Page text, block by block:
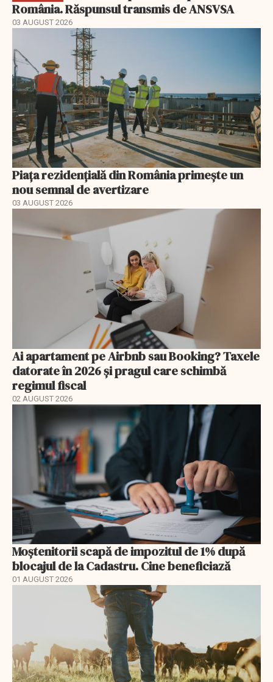
România. Răspunsul transmis de ANSVSA
03 AUGUST 2026
Piața rezidențială din România primește un
nou semnal de avertizare
03 AUGUST 2026
Ai apartament pe Airbnb sau Booking? Taxele
datorate în 2026 și pragul care schimbă
regimul fiscal
02 AUGUST 2026
Moștenitorii scapă de impozitul de 1% după
blocajul de la Cadastru. Cine beneficiază
01 AUGUST 2026